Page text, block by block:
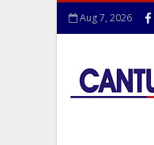
Aug 7, 2026